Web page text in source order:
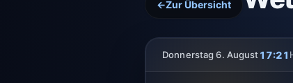
←Zur Übersicht
Donnerstag 6. August17:21